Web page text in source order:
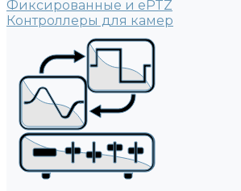
Фиксированные и ePTZ
Контроллеры для камер